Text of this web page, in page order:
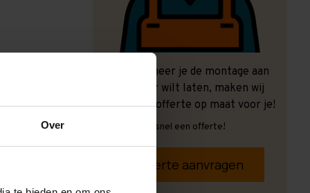
Over
Ook wanneer je de montage aan
ons over wilt laten, maken wij
graag een offerte op maat voor je!
Vrijblijvend, snel een offerte!
Offerte aanvragen